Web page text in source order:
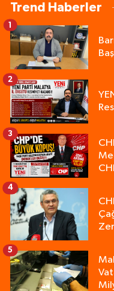
Trend Haberler
1
2
3
4
5